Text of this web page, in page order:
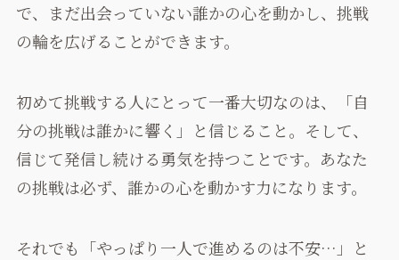
で、まだ出会っていない誰かの心を動かし、挑戦
の輪を広げることができます。
初めて挑戦する人にとって一番大切なのは、「自
分の挑戦は誰かに響く」と信じること。そして、
信じて発信し続ける勇気を持つことです。あなた
の挑戦は必ず、誰かの心を動かす力になります。
それでも「やっぱり一人で進めるのは不安…」と